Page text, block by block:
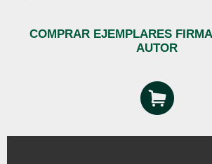
COMPRAR EJEMPLARES
AUTOR